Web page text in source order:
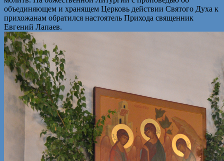
объединяющем и хранящем Церковь действии Святого Духа к
прихожанам обратился настоятель Прихода священник
Евгений Лапаев.